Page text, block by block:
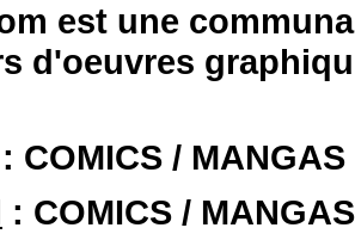
est une
d'oeuvres
: COMICS /
: COMICS /